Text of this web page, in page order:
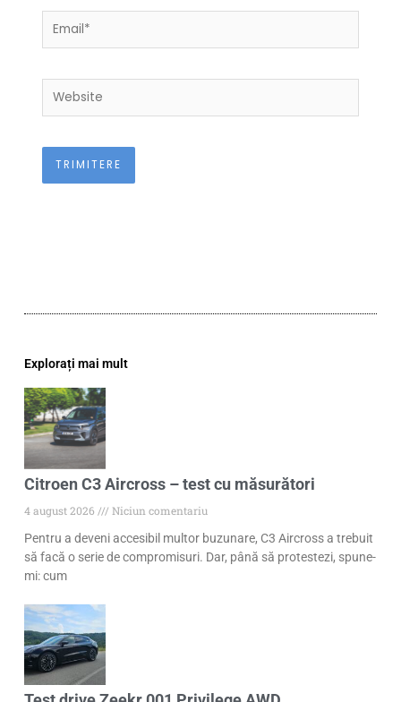
Email*
Website
Explorați mai mult
Citroen C3 Aircross – test cu măsurători
4 august 2026
Niciun comentariu
Pentru a deveni accesibil multor buzunare, C3 Aircross a trebuit
să facă o serie de compromisuri. Dar, până să protestezi, spune-
mi: cum